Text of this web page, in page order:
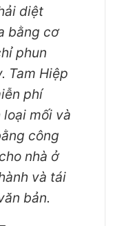
diệt
bằng cơ
phun
Tam Hiệp
phí
loại mối và
công
nhà ở
và tái
bản.